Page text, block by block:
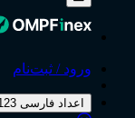
ورود / ثبت‌نام
اعداد فارسی 123